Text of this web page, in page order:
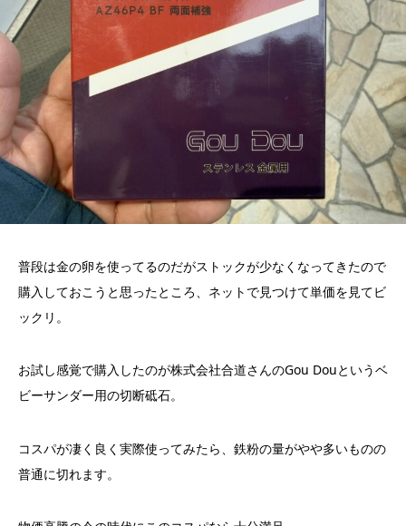
普段は金の卵を使ってるのだがストックが少なくなってきたので
購入しておこうと思ったところ、ネットで見つけて単価を見てビ
ックリ。
お試し感覚で購入したのが株式会社合道さんのGou Douというベ
ビーサンダー用の切断砥石。
コスパが凄く良く実際使ってみたら、鉄粉の量がやや多いものの
普通に切れます。